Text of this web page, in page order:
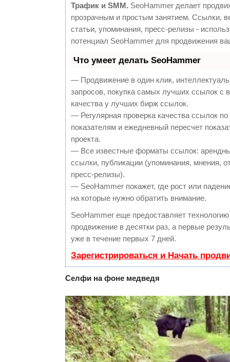
Трафик и SMM. SeoHammer делает
прозрачным и простым занятием. Ссылки,
статьи, упоминания, пресс-релизы -
потенциал SeoHammer для продвижения
Что умеет делать SeoHammer
— Продвижение в один клик,
запросов, покупка самых лучших ссылок с
качества у лучших бирж ссылок.
— Регулярная проверка качества ссылок
показателям и ежедневный пересчет
проекта.
— Все известные форматы ссылок:
ссылки, публикации (упоминания, мнения,
пресс-релизы).
— SeoHammer покажет, где рост или
на которые нужно обратить внимание.
SeoHammer еще предоставляет
продвижение в десятки раз, а первые
уже в течение первых 7 дней.
Зарегистрироваться и Начать
Селфи на фоне медведя